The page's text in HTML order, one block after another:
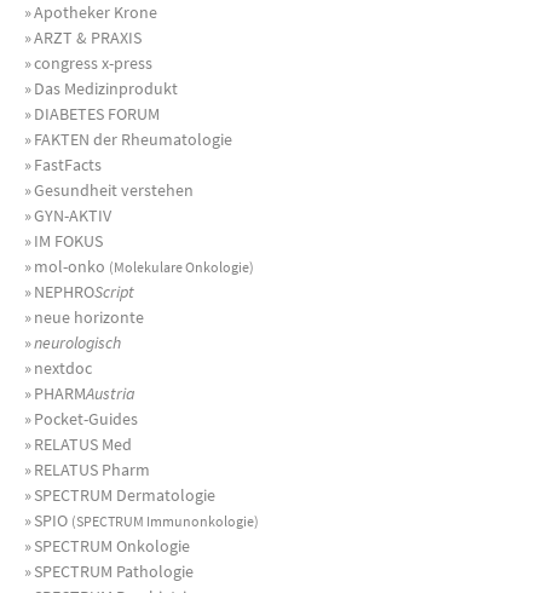
»Apotheker Krone
»ARZT & PRAXIS
»congress x-press
»Das Medizinprodukt
»DIABETES FORUM
»FAKTEN der Rheumatologie
»FastFacts
»Gesundheit verstehen
»GYN-AKTIV
»IM FOKUS
»mol-onko (Molekulare Onkologie)
»NEPHROScript
»neue horizonte
»neurologisch
»nextdoc
»PHARMAustria
»Pocket-Guides
»RELATUS Med
»RELATUS Pharm
»SPECTRUM Dermatologie
»SPIO (SPECTRUM Immunonkologie)
»SPECTRUM Onkologie
»SPECTRUM Pathologie